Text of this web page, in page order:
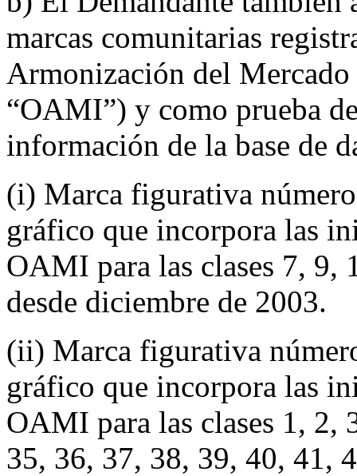
marcas comunitarias
Armonización del
“OAMI”) y como prueba
información de la base de
(i) Marca figurativa
gráfico que incorpora las
OAMI para las clases 7, 9,
desde diciembre de 2003.
(ii) Marca figurativa
gráfico que incorpora las
OAMI para las clases 1, 2,
35, 36, 37, 38, 39, 40, 41,